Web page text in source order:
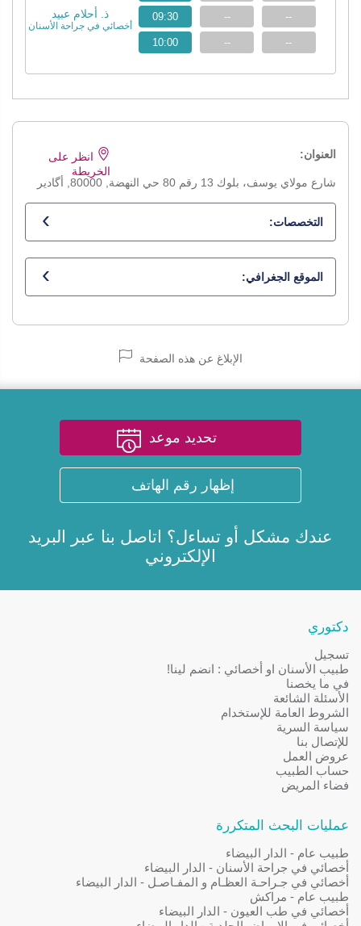
ذ. أحلام عبيد
أخصائي في جراحة الأسنان
--
--
--
--
09:30
10:00
العنوان:
شارع مولاي يوسف، بلوك 13 رقم 80 حي النهضة, 80000, أگادير
انظر على
الخريطة
التخصصات:
أخصائي في جراحة الأسنان
الموقع الجغرافي:
الإبلاغ عن هذه الصفحة
تحديد موعد
إظهار رقم الهاتف
عندك مشكل أو تساءل؟ اتاصل بنا عبر
البريد
الإلكتروني
دكتوري
تسجيل
طبيب الأسنان او أخصائي : انضم لينا!
في ما يخصنا
الأسئلة الشائعة
الشروط العامة للإستخدام
سياسة السرية
للإتصال بنا
عروض العمل
حساب الطبيب
فضاء المريض
عمليات البحث المتكررة
طبيب عام - الدار البيضاء
أخصائي في جراحة الأسنان - الدار البيضاء
أخصائي في جـراحـة العظـام و المفـاصـل - الدار البيضاء
طبيب عام - مراكش
أخصائي في طب العيون - الدار البيضاء